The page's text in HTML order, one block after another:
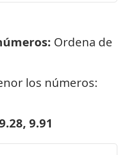
Ordena de
los números:
9.91